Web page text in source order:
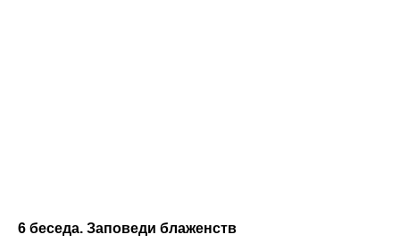
6 беседа. Заповеди блаженств